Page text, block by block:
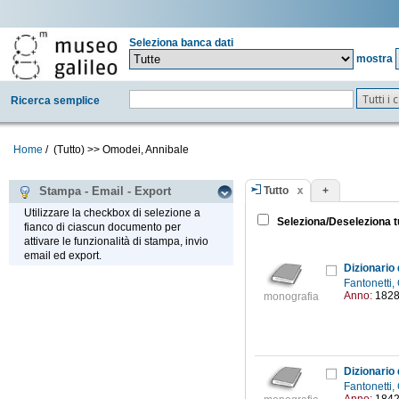
Seleziona banca dati
mostra
Ricerca semplice Tutti i
Home / (Tutto) >> Omodei, Annibale
Stampa - Email - Export
Utilizzare la checkbox di selezione a
fianco di ciascun documento per
attivare le funzionalità di stampa, invio
email ed export.
Tutto +
Seleziona/Deseleziona
monografia
Fantonetti,
Anno: 1828
Fantonetti,